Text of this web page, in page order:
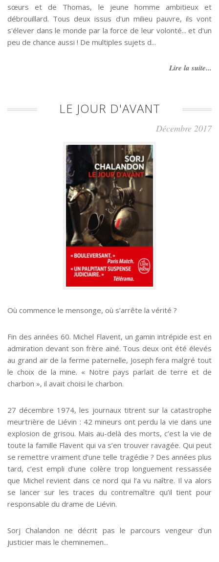
sœurs et de Thomas, le jeune homme ambitieux et
débrouillard. Tous deux issus d'un milieu pauvre, ils vont
s'élever dans le monde par la force de leur volonté... et d'un
peu de chance aussi ! De multiples sujets d...
Lire la suite...
LE JOUR D'AVANT
Décembre 2017
Où commence le mensonge, où s’arrête la vérité ?
Fin des années 60. Michel Flavent, un gamin intrépide est en
admiration devant son frère ainé. Tous deux ont été élevés
au grand air de la ferme paternelle, Joseph fera malgré tout
le choix de la mine. « Notre pays parlait de terre et de
charbon », il avait choisi le charbon.
27 décembre 1974, les journaux titrent sur la catastrophe
meurtrière de Liévin : 42 mineurs ont perdu la vie dans une
explosion de grisou. Mais au-delà des morts, c’est la vie de
toute la famille Flavent qui va s’en trouver ravagée. Qui peut
se remettre vraiment d’une telle tragédie ? Des années plus
tard, c’est empli d’une colère trop longuement ressassée
que Michel revient dans ce nord qui l’a vu naître. Il va alors
se lancer sur les traces du contremaître qu’il tient pour
responsable du drame de Liévin.
Sorj Chalandon ne décrit pas le parcours vengeur d’un
justicier mais le cheminemen...